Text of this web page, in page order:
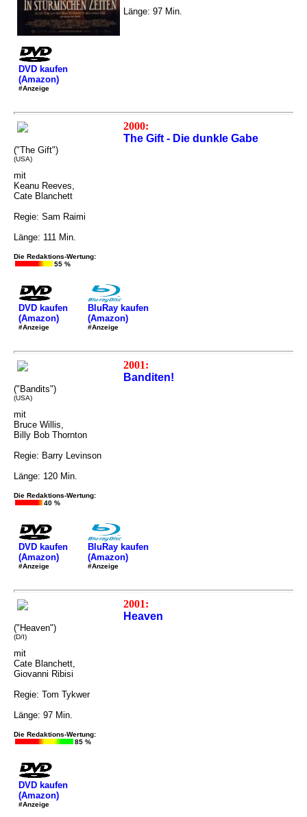
Länge: 97 Min.
DVD kaufen
(Amazon)
#Anzeige
2000:
The Gift - Die dunkle Gabe
("The Gift")
(USA)
mit
Keanu Reeves,
Cate Blanchett
Regie: Sam Raimi
Länge: 111 Min.
Die Redaktions-Wertung:
55 %
DVD kaufen
(Amazon)
#Anzeige
BluRay kaufen
(Amazon)
#Anzeige
2001:
Banditen!
("Bandits")
(USA)
mit
Bruce Willis,
Billy Bob Thornton
Regie: Barry Levinson
Länge: 120 Min.
Die Redaktions-Wertung:
40 %
DVD kaufen
(Amazon)
#Anzeige
BluRay kaufen
(Amazon)
#Anzeige
2001:
Heaven
("Heaven")
(D/I)
mit
Cate Blanchett,
Giovanni Ribisi
Regie: Tom Tykwer
Länge: 97 Min.
Die Redaktions-Wertung:
85 %
DVD kaufen
(Amazon)
#Anzeige